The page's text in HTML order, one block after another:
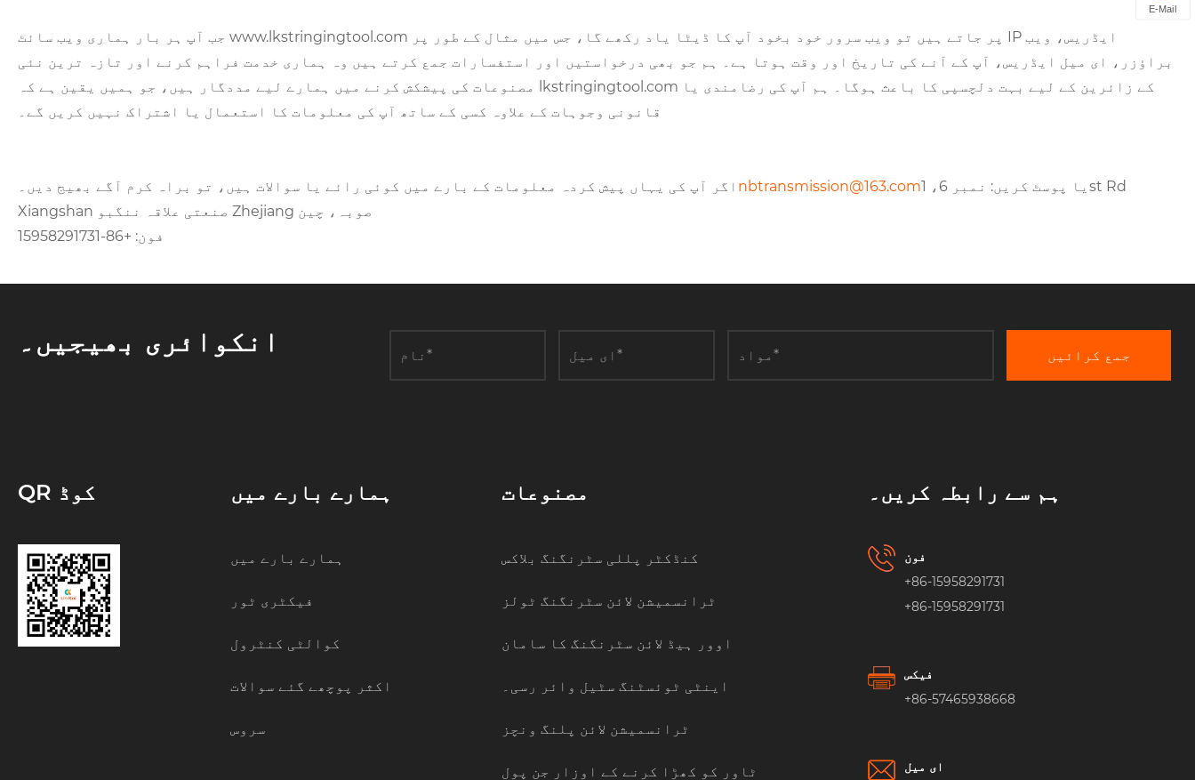
جب آپ ہر بار ہماری ویب سائٹ www.lkstringingtool.com پر جاتے ہیں تو ویب سرور خود بخود آپ کا ڈیٹا یاد رکھے گا، جس میں مثال کے طور پر IP ایڈریس، ویب
براؤزر، ای میل ایڈریس، آپ کے آنے کی تاریخ اور وقت ہوتا ہے۔ ہم جو بھی درخواستیں اور استفسارات جمع کرتے ہیں وہ ہماری خدمت فراہم کرنے اور تازہ ترین نئی
مصنوعات کی پیشکش کرنے میں ہمارے لیے مددگار ہیں، جو ہمیں یقین ہے کہ lkstringingtool.com کے زائرین کے لیے بہت دلچسپی کا باعث ہوگا۔ ہم آپ کی رضامندی یا
قانونی وجوہات کے علاوہ کسی کے ساتھ آپ کی معلومات کا استعمال یا اشتراک نہیں کریں گے۔
اگر آپ کی یہاں پیش کردہ معلومات کے بارے میں کوئی رائے یا سوالات ہیں، تو براہ کرم آگے بھیج دیں۔ nbtransmission@163.comیا پوسٹ کریں: نمبر 6، 1st Rd
Xiangshan صنعتی علاقہ ننگبو Zhejiang صوبہ، چین
فون: +86-15958291731
انکوائری بھیجیں۔ جمع کرائیں
QR کوڈ ہمارے بارے میں
ہمارے بارے میں
فیکٹری ٹور
کوالٹی کنٹرول
اکثر پوچھے گئے سوالات
سروس
مصنوعات
کنڈکٹر پللی سٹرنگنگ بلاکس
ٹرانسمیشن لائن سٹرنگنگ ٹولز
اوور ہیڈ لائن سٹرنگنگ کا سامان
اینٹی ٹوئسٹنگ سٹیل وائر رسی۔
ٹرانسمیشن لائن پلنگ ونچز
ٹاور کو کھڑا کرنے کے اوزار جن پول
ہم سے رابطہ کریں۔
فون
+86-15958291731
+86-15958291731
فیکس
+86-57465938668
ای میل
E-Mail